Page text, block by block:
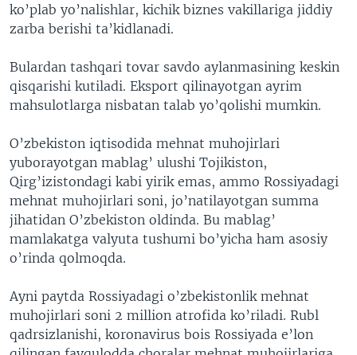
ko’plab yo’nalishlar, kichik biznes vakillariga jiddiy
zarba berishi ta’kidlanadi.
Bulardan tashqari tovar savdo aylanmasining keskin
qisqarishi kutiladi. Eksport qilinayotgan ayrim
mahsulotlarga nisbatan talab yo’qolishi mumkin.
O’zbekiston iqtisodida mehnat muhojirlari
yuborayotgan mablag’ ulushi Tojikiston,
Qirg’izistondagi kabi yirik emas, ammo Rossiyadagi
mehnat muhojirlari soni, jo’natilayotgan summa
jihatidan O’zbekiston oldinda. Bu mablag’
mamlakatga valyuta tushumi bo’yicha ham asosiy
o’rinda qolmoqda.
Ayni paytda Rossiyadagi o’zbekistonlik mehnat
muhojirlari soni 2 million atrofida ko’riladi. Rubl
qadrsizlanishi, koronavirus bois Rossiyada e’lon